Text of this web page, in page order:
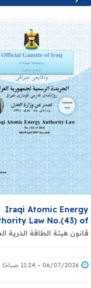
Iraqi Atomic Energy
Law No.(43) of
2016
قانون هيئة الطاقة الذرية
06/07/2026 - 11:24 صباحًا